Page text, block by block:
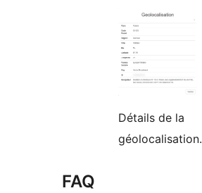
Détails de la
géolocalisation.
FAQ